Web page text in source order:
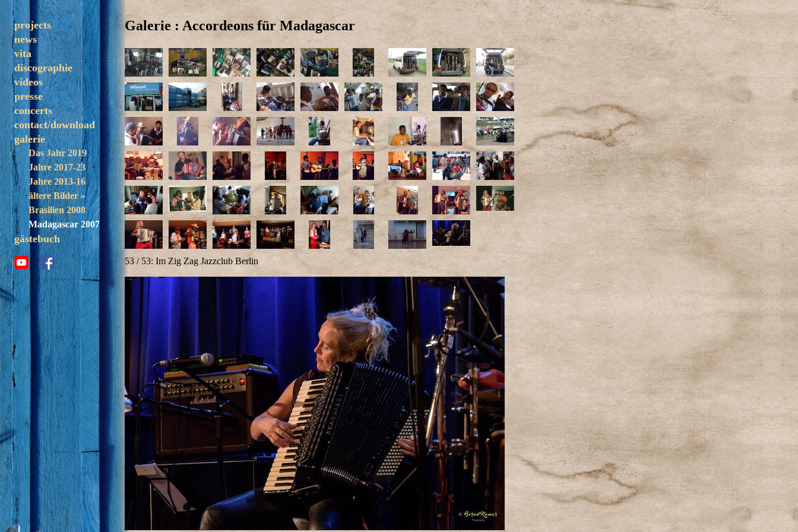
projects
solo
trezoulé
band
madagascar
news
vita
discographie
videos
presse
concerts
contact/download
galerie
Das Jahr 2019
Jahre 2017-23
Jahre 2013-16
ältere Bilder »
Brasilien 2008
Madagascar 2007
gästebuch
Galerie : Accordeons für Madagascar
53 / 53: Im Zig Zag Jazzclub Berlin